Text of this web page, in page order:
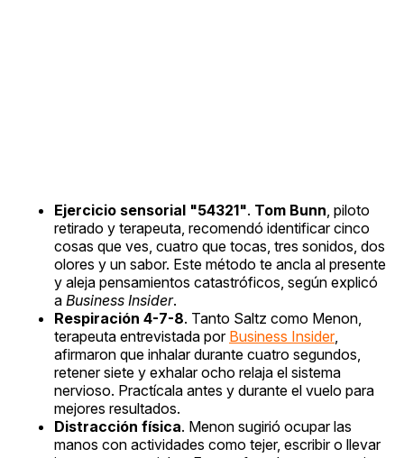
Ejercicio sensorial "54321". Tom Bunn, piloto
retirado y terapeuta, recomendó identificar cinco
cosas que ves, cuatro que tocas, tres sonidos, dos
olores y un sabor. Este método te ancla al presente
y aleja pensamientos catastróficos, según explicó
a Business Insider.
Respiración 4-7-8. Tanto Saltz como Menon,
terapeuta entrevistada por Business Insider,
afirmaron que inhalar durante cuatro segundos,
retener siete y exhalar ocho relaja el sistema
nervioso. Practícala antes y durante el vuelo para
mejores resultados.
Distracción física. Menon sugirió ocupar las
manos con actividades como tejer, escribir o llevar